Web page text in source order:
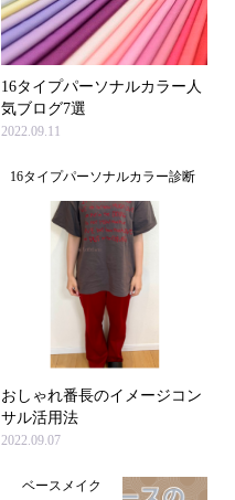
16タイプパーソナルカラー人
気ブログ7選
2022.09.11
16タイプパーソナルカラー診断
おしゃれ番長のイメージコン
サル活用法
2022.09.07
ベースメイク